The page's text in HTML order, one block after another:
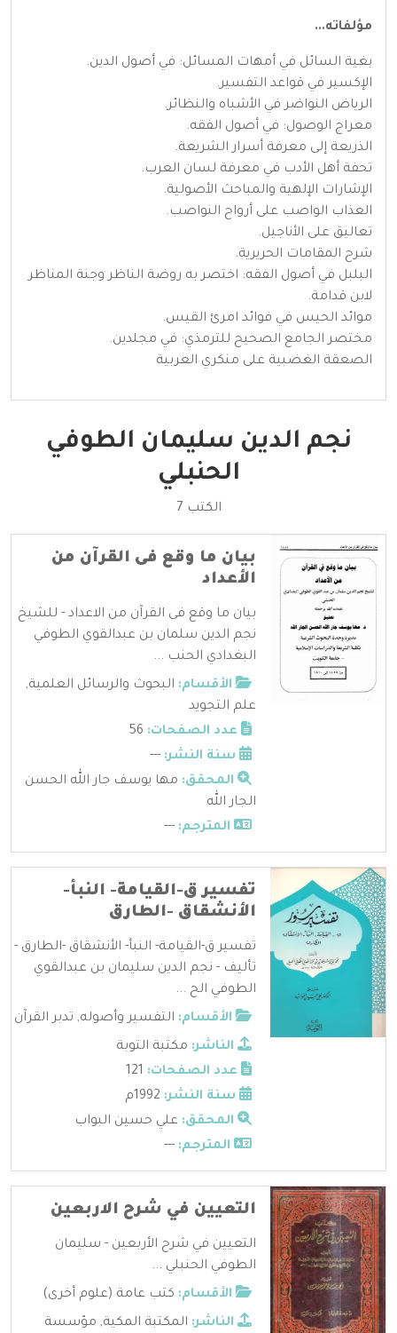
مؤلفاته...
بغية السائل في أمهات المسائل: في أصول الدين.
الإكسير في قواعد التفسير.
الرياض النواضر في الأشباه والنظائر.
معراج الوصول: في أصول الفقه.
الذريعة إلى معرفة أسرار الشريعة.
تحفة أهل الأدب في معرفة لسان العرب.
الإشارات الإلهية والمباحث الأصولية.
العذاب الواصب على أرواح النواصب.
تعاليق على الأناجيل.
شرح المقامات الحريرية.
البلبل في أصول الفقه: اختصر به روضة الناظر وجنة المناظر
لابن قدامة.
موائد الحيس في فوائد امرئ القيس.
مختصر الجامع الصحيح للترمذي: في مجلدين.
الصعقة الغضبية على منكري العربية
نجم الدين سليمان الطوفي
الحنبلي
الكتب 7
بيان ما وقع فى القرآن من
الأعداد
بيان ما وقع فى القرآن من الاعداد - للشيخ
نجم الدين سلمان بن عبدالقوي الطوفي
البغدادي الحنب ...
الأقسام: البحوث والرسائل العلمية,
علم التجويد
عدد الصفحات:
سنة النشر: ---
المحقق: مها يوسف جار الله الحسن
الجار الله
المترجم: ---
تفسير ق-القيامة- النبأ-
الأنشقاق -الطارق
تفسير ق-القيامة- النبأ- الأنشقاق -الطارق -
تأليف - نجم الدين سليمان بن عبدالقوي
الطوفي الح ...
الأقسام: التفسير وأصوله, تدبر القرآن
الناشر: مكتبة التوبة
عدد الصفحات:
سنة النشر:
المحقق: علي حسين البواب
المترجم: ---
التعيين في شرح الاربعين
التعيين في شرح الأربعين - سليمان
الطوفي الحنبلي ...
الأقسام: كتب عامة (علوم أخرى)
الناشر: المكتبة المكية, مؤسسة